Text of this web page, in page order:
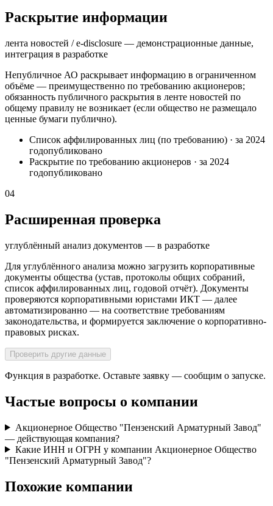
Раскрытие информации
лента новостей / e-disclosure — демонстрационные данные,
интеграция в разработке
Непубличное АО раскрывает информацию в ограниченном
объёме — преимущественно по требованию акционеров;
обязанность публичного раскрытия в ленте новостей по
общему правилу не возникает (если общество не размещало
ценные бумаги публично).
Список аффилированных лиц (по требованию) · за 2024
годопубликовано
Раскрытие по требованию акционеров · за 2024
годопубликовано
04
Расширенная проверка
углублённый анализ документов — в разработке
Для углублённого анализа можно загрузить корпоративные
документы общества (устав, протоколы общих собраний,
список аффилированных лиц, годовой отчёт). Документы
проверяются корпоративными юристами ИКТ — далее
автоматизированно — на соответствие требованиям
законодательства, и формируется заключение о корпоративно-
правовых рисках.
Проверить другие данные
Функция в разработке. Оставьте заявку — сообщим о запуске.
Частые вопросы о компании
Акционерное Общество "Пензенский Арматурный Завод"
— действующая компания?
Какие ИНН и ОГРН у компании Акционерное Общество
"Пензенский Арматурный Завод"?
Похожие компании